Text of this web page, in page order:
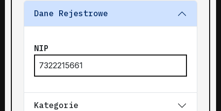
Dane Rejestrowe
NIP
7322215661
Kategorie